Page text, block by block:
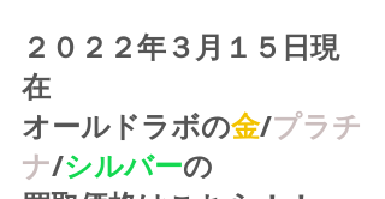
２０２２年３月１５日現
在
オールドラボの金/プラチ
ナ/シルバーの